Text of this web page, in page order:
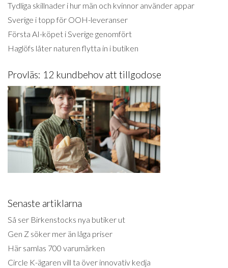
Tydliga skillnader i hur män och kvinnor använder appar
Sverige i topp för OOH-leveranser
Första AI-köpet i Sverige genomfört
Haglöfs låter naturen flytta in i butiken
Provläs: 12 kundbehov att tillgodose
Senaste artiklarna
Så ser Birkenstocks nya butiker ut
Gen Z söker mer än låga priser
Här samlas 700 varumärken
Circle K-ägaren vill ta över innovativ kedja